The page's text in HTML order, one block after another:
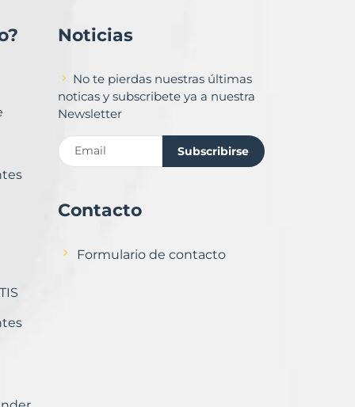
Noticias
No te pierdas nuestras últimas
noticas y subscribete ya a nuestra
Newsletter
Subscribirse
Contacto
Formulario de contacto